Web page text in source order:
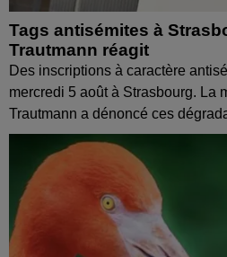
Tags antisémites à
Trautmann réagit
Des inscriptions à caractère
mercredi 5 août à Strasbourg. La
Trautmann a dénoncé ces